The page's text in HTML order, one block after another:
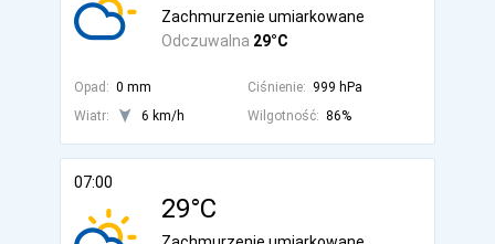
Odczuwalna 29°C
Zachmurzenie umiarkowane
Opad: 0 mm Ciśnienie: 999 hPa
Wiatr:
6 km/h Wilgotność: 86%
07:00
29°C